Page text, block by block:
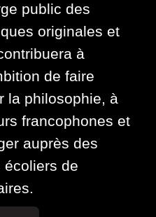
public des
originales et
à
de faire
la philosophie, à
francophones et
auprès des
écoliers de